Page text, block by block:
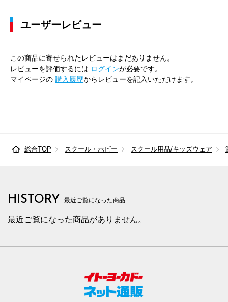
ユーザーレビュー
この商品に寄せられたレビューはまだありません。
レビューを評価するには ログインが必要です。
マイページの 購入履歴からレビューを記入いただけます。
総合TOP スクール・ホビー スクール用品/キッズウェア
HISTORY 最近ご覧になった商品
最近ご覧になった商品がありません。